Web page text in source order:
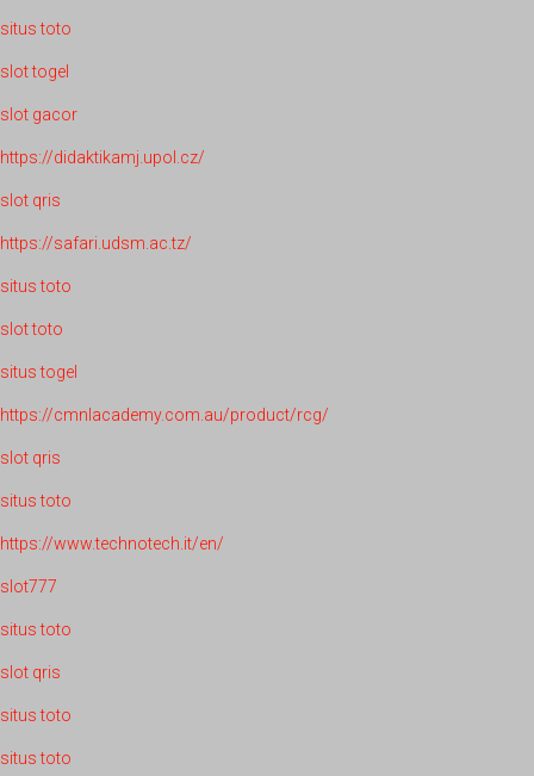
situs toto
slot togel
slot gacor
https://didaktikamj.upol.cz/
slot qris
https://safari.udsm.ac.tz/
situs toto
slot toto
situs togel
https://cmnlacademy.com.au/product/rcg/
slot qris
situs toto
https://www.technotech.it/en/
slot777
situs toto
slot qris
situs toto
situs toto